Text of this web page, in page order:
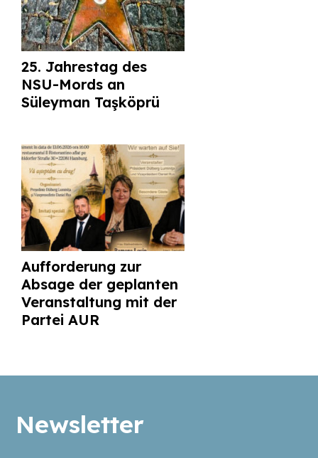
25. Jahrestag des
NSU-Mords an
Süleyman Taşköprü
Aufforderung zur
Absage der geplanten
Veranstaltung mit der
Partei AUR
Newsletter